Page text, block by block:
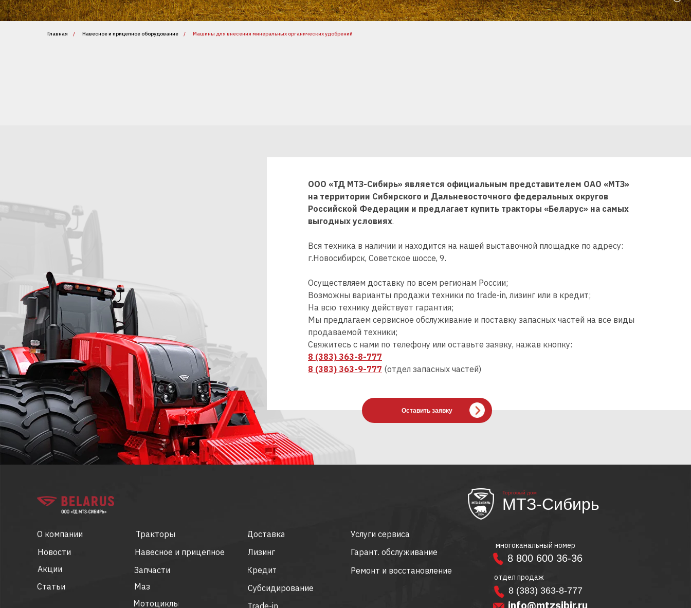
Главная / Навесное и прицепное оборудование / Машины для внесения минеральных органических удобрений
ООО «ТД МТЗ-Сибирь» является официальным представителем ОАО «МТЗ»
на территории Сибирского и Дальневосточного федеральных округов
Российской Федерации и предлагает купить тракторы «Беларус» на самых
выгодных условиях.
Вся техника в наличии и находится на нашей выставочной площадке по адресу:
г.Новосибирск, Советское шоссе, 9.
Осуществляем доставку по всем регионам России;
Возможны варианты продажи техники по trade-in, лизинг или в кредит;
На всю технику действует гарантия;
Мы предлагаем сервисное обслуживание и поставку запасных частей на все виды
продаваемой техники;
Свяжитесь с нами по телефону или оставьте заявку, нажав кнопку:
8 (383) 363-8-777
8 (383) 363-9-777 (отдел запасных частей)
Оставить заявку
Торговый дом
МТЗ-Сибирь
Акции
Статьи
Новости
Trade-in
Субсидирование
Кредит
Лизинг
Ремонт и восстановление
Гарант. обслуживание
Услуги сервиса
Доставка
Мотоциклы
Маз
Запчасти
Навесное и прицепное
Тракторы
О компании
info@mtzsibir.ru
отдел продаж
многоканальный номер
8 800 600 36-36
8 (383) 363-8-777